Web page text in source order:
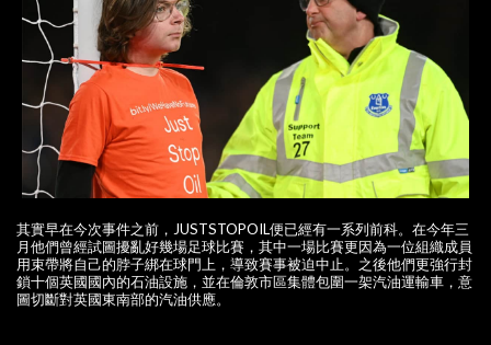
其實早在今次事件之前，JUSTSTOPOIL便已經有一系列前科。在今年三
月他們曾經試圖擾亂好幾場足球比賽，其中一場比賽更因為一位組織成員
用束帶將自己的脖子綁在球門上，導致賽事被迫中止。之後他們更強行封
鎖十個英國國內的石油設施，並在倫敦市區集體包圍一架汽油運輸車，意
圖切斷對英國東南部的汽油供應。